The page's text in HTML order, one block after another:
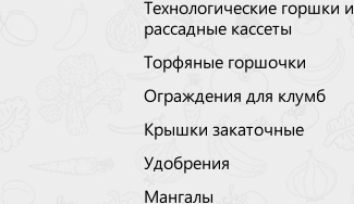
Технологические горшки и
рассадные кассеты
Торфяные горшочки
Ограждения для клумб
Крышки закаточные
Удобрения
Мангалы